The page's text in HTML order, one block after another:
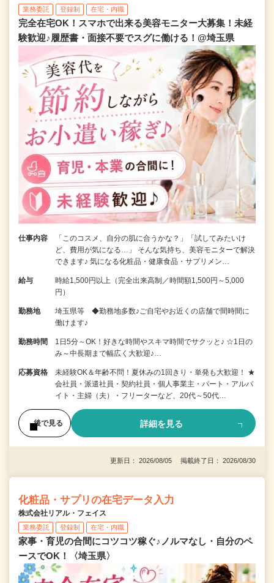
業務委託 登録制 在宅・内職
完全在宅OK！スマホで出来る美容モニター大募集！未経
験歓迎♪履歴書・面接不要でスグに働ける！@埼玉県
仕事内容
「このコスメ、自分の肌に合うかな？」「試してみたいけ
ど、費用が気になる…」 そんな気持ち、美容モニターで解決
できます♪ 気になる化粧品・健康食品・サプリメン…
給与
時給1,500円以上（完全出来高制／時間額1,500円～5,000
円）
勤務地
埼玉県等 ◆勤務地多数♪ご自宅やお近くの店舗で間時間に
働けます♪
勤務時間
1日5分～OK！好きな時間やスキマ時間でサクッと♪ ☆1日の
み～中長期まで幅広く大歓迎♪…
応募資格
未経験OK＆年齢不問！夏休みの1回きり・単発も大歓迎！ ★
会社員・派遣社員・契約社員・個人事業主・パート・アルバ
イト・主婦（夫）・フリーターなど、20代～50代…
後で見る 詳細を見る
更新日： 2026/08/05 掲載終了日： 2026/08/30
化粧品・サプリの在宅データ入力
株式会社リアル・フェイス
業務委託 登録制 在宅・内職
家事・育児の合間にコツコツ稼ぐ♪ノルマなし・自分のペ
ースでOK！〈埼玉県〉